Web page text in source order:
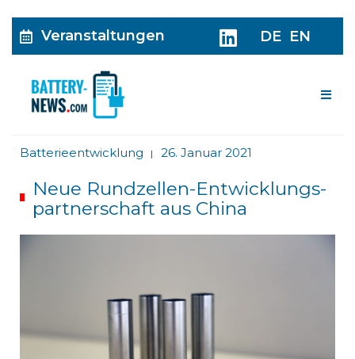
Veranstaltungen DE EN
Batterieentwicklung | 26. Januar 2021
Neue Rundzellen-Entwicklungs-
partnerschaft aus China